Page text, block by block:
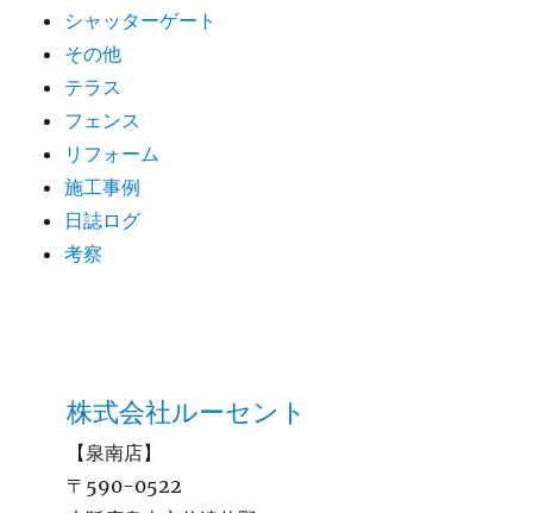
シャッターゲート
その他
テラス
フェンス
リフォーム
施工事例
日誌ログ
考察
株式会社ルーセント
【泉南店】
〒590-0522